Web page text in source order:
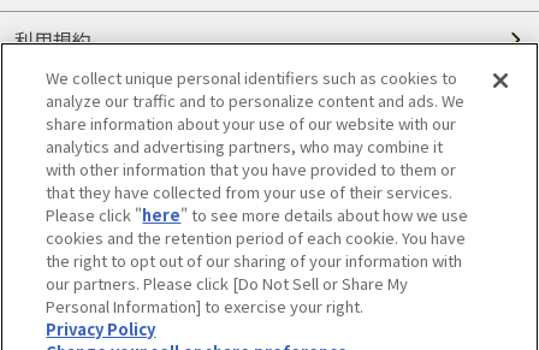
利用規約
個人情報の取り扱いについて
会員優待サービスの提携をご検討の方へ
JAFホームページ
© JAPAN AUTOMOBILE FEDERATION. All rights reserved.
We collect unique personal identifiers such as cookies to
analyze our traffic and to personalize content and ads. We
share information about your use of our website with our
analytics and advertising partners, who may combine it
with other information that you have provided to them or
that they have collected from your use of their services.
Please click "here" to see more details about how we use
cookies and the retention period of each cookie. You have
the right to opt out of our sharing of your information with
our partners. Please click [Do Not Sell or Share My
Personal Information] to exercise your right.
Privacy Policy